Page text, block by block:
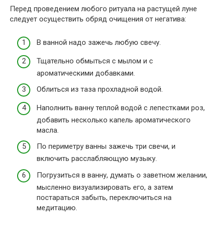
Перед проведением любого ритуала на растущей луне
следует осуществить обряд очищения от негатива:
В ванной надо зажечь любую свечу.
Тщательно обмыться с мылом и с
ароматическими добавками.
Облиться из таза прохладной водой.
Наполнить ванну теплой водой с лепестками роз,
добавить несколько капель ароматического
масла.
По периметру ванны зажечь три свечи, и
включить расслабляющую музыку.
Погрузиться в ванну, думать о заветном желании,
мысленно визуализировать его, а затем
постараться забыть, переключиться на
медитацию.